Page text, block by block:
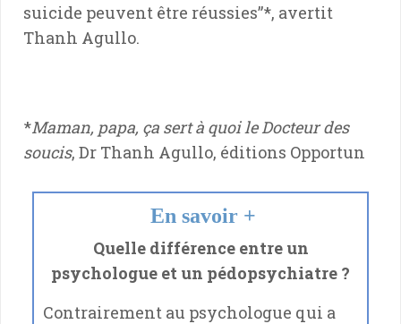
suicide peuvent être réussies”*, avertit
Thanh Agullo.
*Maman, papa, ça sert à quoi le Docteur des
soucis, Dr Thanh Agullo, éditions Opportun
En savoir +
Quelle différence entre un
psychologue et un pédopsychiatre ?
Contrairement au psychologue qui a